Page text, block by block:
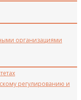
организациями
регулированию и